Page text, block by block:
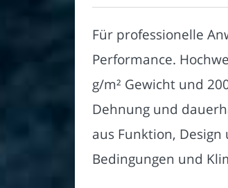
Für professionelle
Performance.
g/m² Gewicht und
Dehnung und
aus Funktion,
Bedingungen und